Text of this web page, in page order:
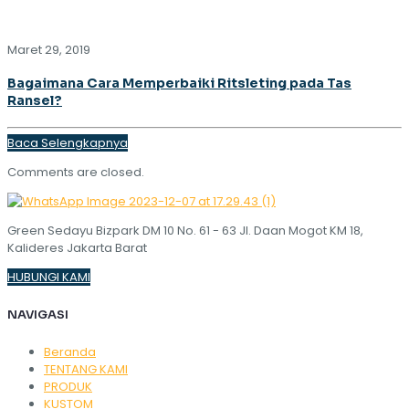
Maret 29, 2019
Bagaimana Cara Memperbaiki Ritsleting pada Tas
Ransel?
Baca Selengkapnya
Comments are closed.
Green Sedayu Bizpark DM 10 No. 61 - 63 Jl. Daan Mogot KM 18,
Kalideres Jakarta Barat
HUBUNGI KAMI
NAVIGASI
Beranda
TENTANG KAMI
PRODUK
KUSTOM